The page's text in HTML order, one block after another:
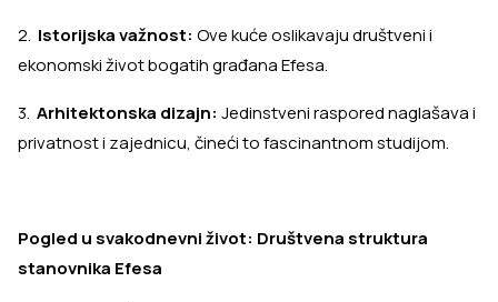
2. Istorijska važnost: Ove kuće oslikavaju društveni i
ekonomski život bogatih građana Efesa.
3. Arhitektonska dizajn: Jedinstveni raspored naglašava i
privatnost i zajednicu, čineći to fascinantnom studijom.
Pogled u svakodnevni život: Društvena struktura
stanovnika Efesa